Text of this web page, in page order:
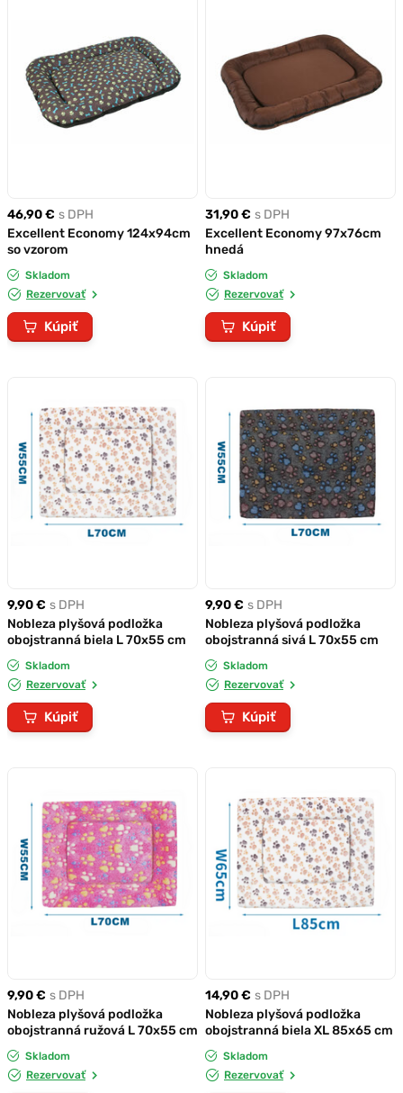
46,90 € s DPH
Excellent Economy 124x94cm
so vzorom
Skladom
Rezervovať
Kúpiť
31,90 € s DPH
Excellent Economy 97x76cm
hnedá
Skladom
Rezervovať
Kúpiť
9,90 € s DPH
Nobleza plyšová podložka
obojstranná biela L 70x55 cm
Skladom
Rezervovať
Kúpiť
9,90 € s DPH
Nobleza plyšová podložka
obojstranná sivá L 70x55 cm
Skladom
Rezervovať
Kúpiť
9,90 € s DPH
Nobleza plyšová podložka
obojstranná ružová L 70x55 cm
Skladom
Rezervovať
14,90 € s DPH
Nobleza plyšová podložka
obojstranná biela XL 85x65 cm
Skladom
Rezervovať